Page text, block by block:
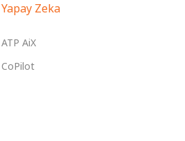
Yapay Zeka
ATP AiX
CoPilot